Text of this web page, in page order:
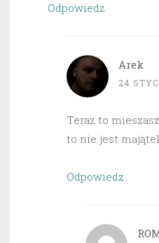
Odpowiedz
Arek
24
Teraz to
to nie jest
Odpowiedz